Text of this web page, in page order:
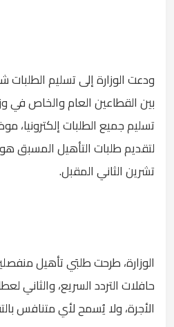
ودعت الوزارة إلى تسليم
بين القطاعين العام والخاص في
تسليم جميع الطلبات إلكترونيا،
تشرين الثاني المقبل.
الوزارة، طرحت طلبَي تأهيل
حافلات التردد السريع،
الأجرة، ولا يُسمح لأي متنافس